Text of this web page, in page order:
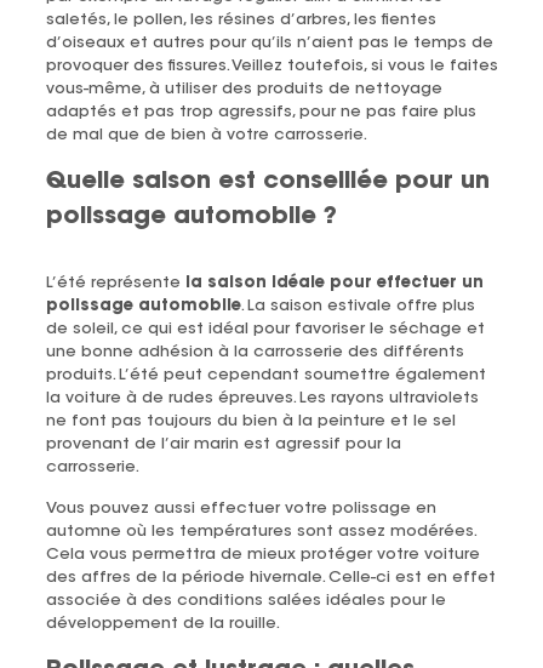
saletés, le pollen, les résines d’arbres, les fientes
d’oiseaux et autres pour qu’ils n’aient pas le temps de
provoquer des fissures. Veillez toutefois, si vous le faites
vous-même, à utiliser des produits de nettoyage
adaptés et pas trop agressifs, pour ne pas faire plus
de mal que de bien à votre carrosserie.
Quelle saison est conseillée pour un
polissage automobile ?
L’été représente
la saison idéale pour effectuer un
polissage automobile. La saison estivale offre plus
de soleil, ce qui est idéal pour favoriser le séchage et
une bonne adhésion à la carrosserie des différents
produits. L’été peut cependant soumettre également
la voiture à de rudes épreuves. Les rayons ultraviolets
ne font pas toujours du bien à la peinture et le sel
provenant de l’air marin est agressif pour la
carrosserie.
Vous pouvez aussi effectuer votre polissage en
automne où les températures sont assez modérées.
Cela vous permettra de mieux protéger votre voiture
des affres de la période hivernale. Celle-ci est en effet
associée à des conditions salées idéales pour le
développement de la rouille.